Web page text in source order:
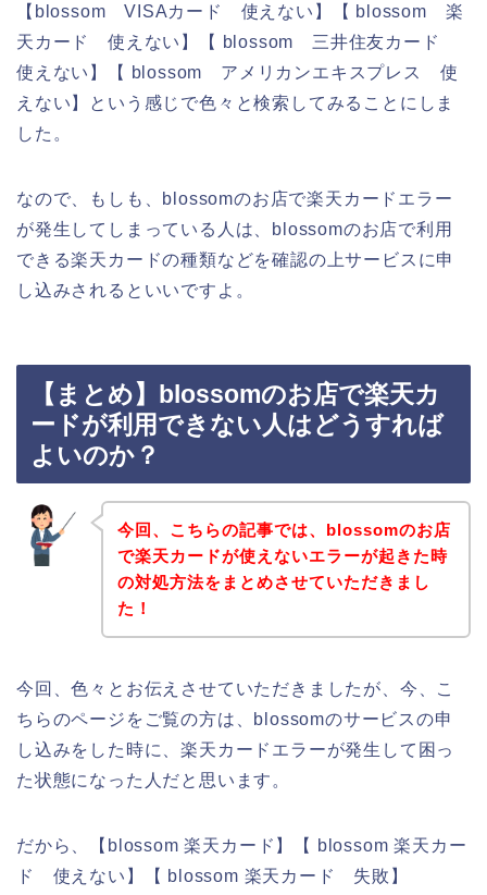
【blossom VISAカード 使えない】【 blossom 楽
天カード 使えない】【 blossom 三井住友カード
使えない】【 blossom アメリカンエキスプレス 使
えない】という感じで色々と検索してみることにしま
した。
なので、もしも、blossomのお店で楽天カードエラー
が発生してしまっている人は、blossomのお店で利用
できる楽天カードの種類などを確認の上サービスに申
し込みされるといいですよ。
【まとめ】blossomのお店で楽天カ
ードが利用できない人はどうすれば
よいのか？
今回、こちらの記事では、blossomのお店
で楽天カードが使えないエラーが起きた時
の対処方法をまとめさせていただきまし
た！
今回、色々とお伝えさせていただきましたが、今、こ
ちらのページをご覧の方は、blossomのサービスの申
し込みをした時に、楽天カードエラーが発生して困っ
た状態になった人だと思います。
だから、【blossom 楽天カード】【 blossom 楽天カー
ド 使えない】【 blossom 楽天カード 失敗】